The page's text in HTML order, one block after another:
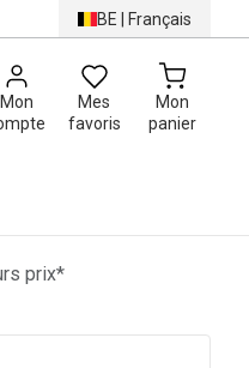
BE | Français
Mon
Mes
favoris
Mon
panier
prix*